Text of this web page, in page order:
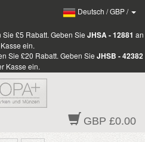
Deutsch /GBP/
£5 Rabatt. Geben Sie JHSA - 12881 an
ein.
Sie £20 Rabatt. Geben Sie JHSB - 42382
Kasse ein.
GBP £0.00